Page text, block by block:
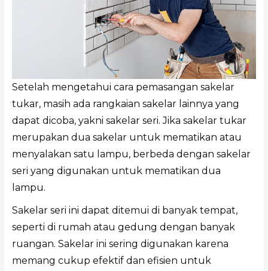
Setelah mengetahui cara pemasangan sakelar
tukar, masih ada rangkaian sakelar lainnya yang
dapat dicoba, yakni sakelar seri. Jika sakelar tukar
merupakan dua sakelar untuk mematikan atau
menyalakan satu lampu, berbeda dengan sakelar
seri yang digunakan untuk mematikan dua
lampu.
Sakelar seri ini dapat ditemui di banyak tempat,
seperti di rumah atau gedung dengan banyak
ruangan. Sakelar ini sering digunakan karena
memang cukup efektif dan efisien untuk